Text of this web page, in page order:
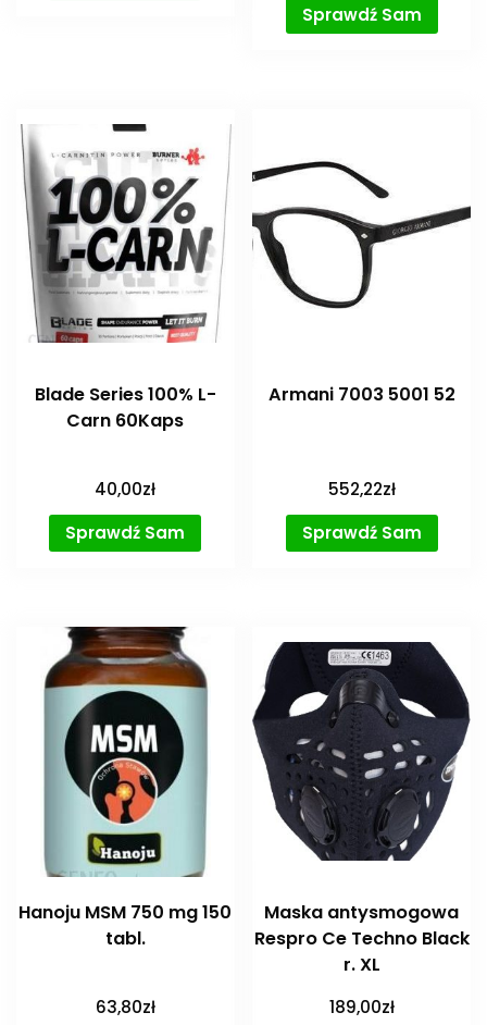
Sprawdź Sam
Blade Series 100% L-
Carn 60Kaps
40,00zł
Sprawdź Sam
Armani 7003 5001 52
552,22zł
Sprawdź Sam
Hanoju MSM 750 mg 150
tabl.
63,80zł
Maska antysmogowa
Respro Ce Techno Black
r. XL
189,00zł